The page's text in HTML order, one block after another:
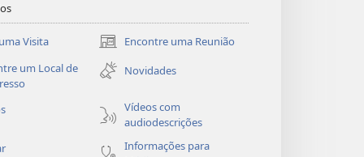
Visita Encontre uma Reunião
(abre
nova
janela)
um Local de
Novidades
Vídeos com
audiodescrições
Informações para